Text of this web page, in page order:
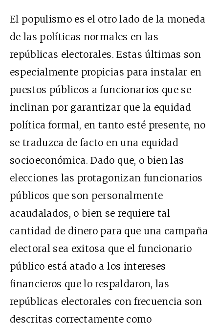
El populismo es el otro lado de la moneda
de las políticas normales en las
repúblicas electorales. Estas últimas son
especialmente propicias para instalar en
puestos públicos a funcionarios que se
inclinan por garantizar que la equidad
política formal, en tanto esté presente, no
se traduzca de facto en una equidad
socioeconómica. Dado que, o bien las
elecciones las protagonizan funcionarios
públicos que son personalmente
acaudalados, o bien se requiere tal
cantidad de dinero para que una campaña
electoral sea exitosa que el funcionario
público está atado a los intereses
financieros que lo respaldaron, las
repúblicas electorales con frecuencia son
descritas correctamente como